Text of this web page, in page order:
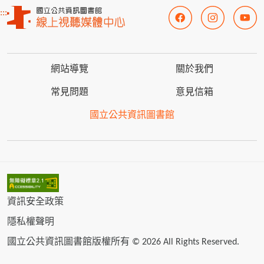
:::
網站導覽 關於我們
常見問題 意見信箱
國立公共資訊圖書館
資訊安全政策
隱私權聲明
國立公共資訊圖書館版權所有 © 2026 All Rights Reserved.